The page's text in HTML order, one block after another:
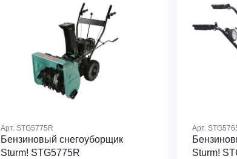
Арт.STG5775R
Бензиновый снегоуборщик
Sturm! STG5775R
Арт.
Sturm!